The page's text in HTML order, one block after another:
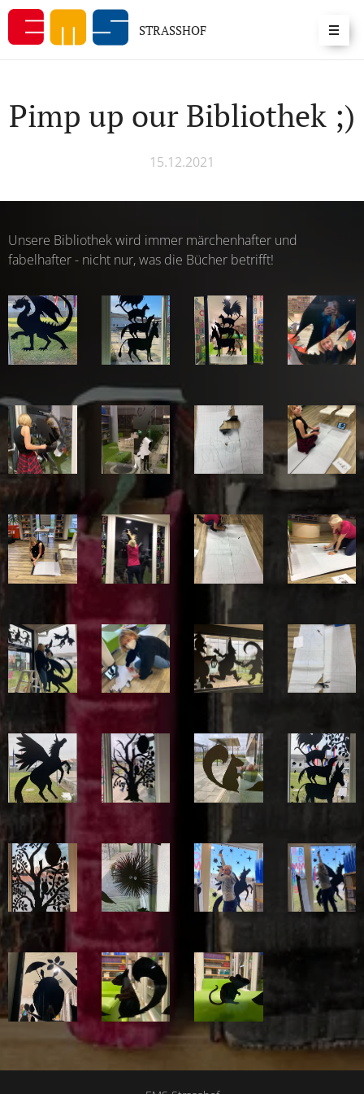
STRASSHOF
Pimp up our Bibliothek ;)
15.12.2021
Unsere Bibliothek wird immer märchenhafter und
fabelhafter - nicht nur, was die Bücher betrifft!